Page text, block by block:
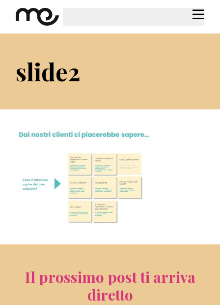
slide2
Il prossimo post ti arriva
diretto